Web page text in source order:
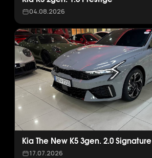
04.08.2026
Kia The New K5 3gen. 2.0 Signature
17.07.2026